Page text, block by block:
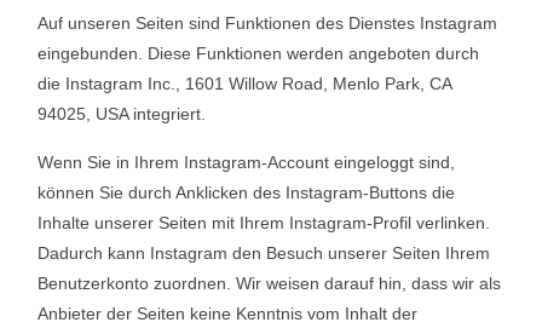
Auf unseren Seiten sind Funktionen des Dienstes Instagram
eingebunden. Diese Funktionen werden angeboten durch
die Instagram Inc., 1601 Willow Road, Menlo Park, CA
94025, USA integriert.
Wenn Sie in Ihrem Instagram-Account eingeloggt sind,
können Sie durch Anklicken des Instagram-Buttons die
Inhalte unserer Seiten mit Ihrem Instagram-Profil verlinken.
Dadurch kann Instagram den Besuch unserer Seiten Ihrem
Benutzerkonto zuordnen. Wir weisen darauf hin, dass wir als
Anbieter der Seiten keine Kenntnis vom Inhalt der